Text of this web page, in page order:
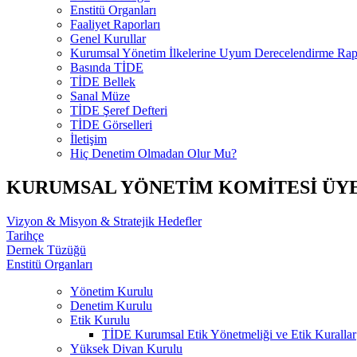
Enstitü Organları
Faaliyet Raporları
Genel Kurullar
Kurumsal Yönetim İlkelerine Uyum Derecelendirme
Basında TİDE
TİDE Bellek
Sanal Müze
TİDE Şeref Defteri
TİDE Görselleri
İletişim
Hiç Denetim Olmadan Olur Mu?
KURUMSAL YÖNETİM KOMİTESİ
Vizyon & Misyon & Stratejik Hedefler
Tarihçe
Dernek Tüzüğü
Enstitü Organları
Yönetim Kurulu
Denetim Kurulu
Etik Kurulu
TİDE Kurumsal Etik Yönetmeliği ve Etik Kurallar
Yüksek Divan Kurulu